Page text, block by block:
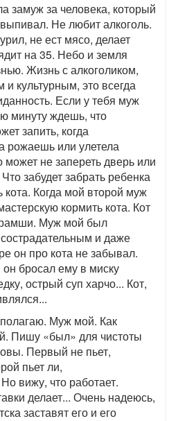
замуж за человека, который
Не любит алкоголь.
не ест мясо, делает
на 35. Небо и земля
Жизнь с алкоголиком,
культурным, это всегда
Если у тебя муж
минуту ждешь, что
запить, когда
рожаешь или улетела
может не запереть дверь или
забудет забрать ребенка
кота. Когда мой второй муж
кормить кота. Кот
Муж мой был
и даже
он про кота не забывал.
он бросал ему в миску
острый суп харчо... Кот,
Муж мой. Как
Пишу «был» для чистоты
Первый не пьет,
пьет ли,
вижу, что работает.
делает... Очень надеюсь,
заставят его и его